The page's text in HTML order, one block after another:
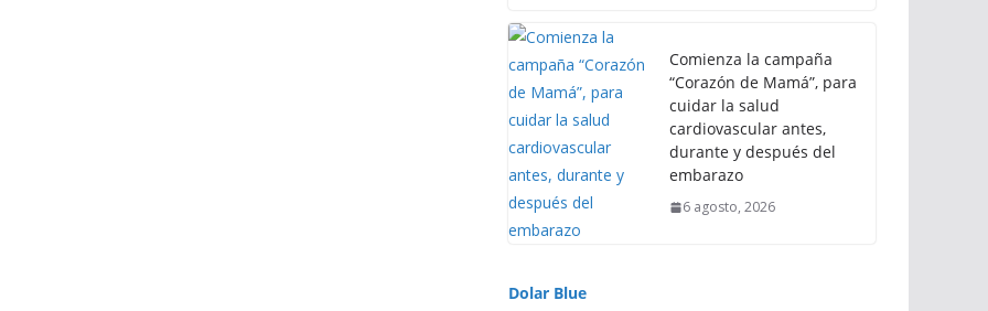
Comienza la campaña
“Corazón de Mamá”, para
cuidar la salud
cardiovascular antes,
durante y después del
embarazo
6 agosto, 2026
Dolar Blue